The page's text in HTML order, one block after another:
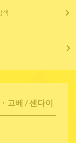
고베 / 센다이
색